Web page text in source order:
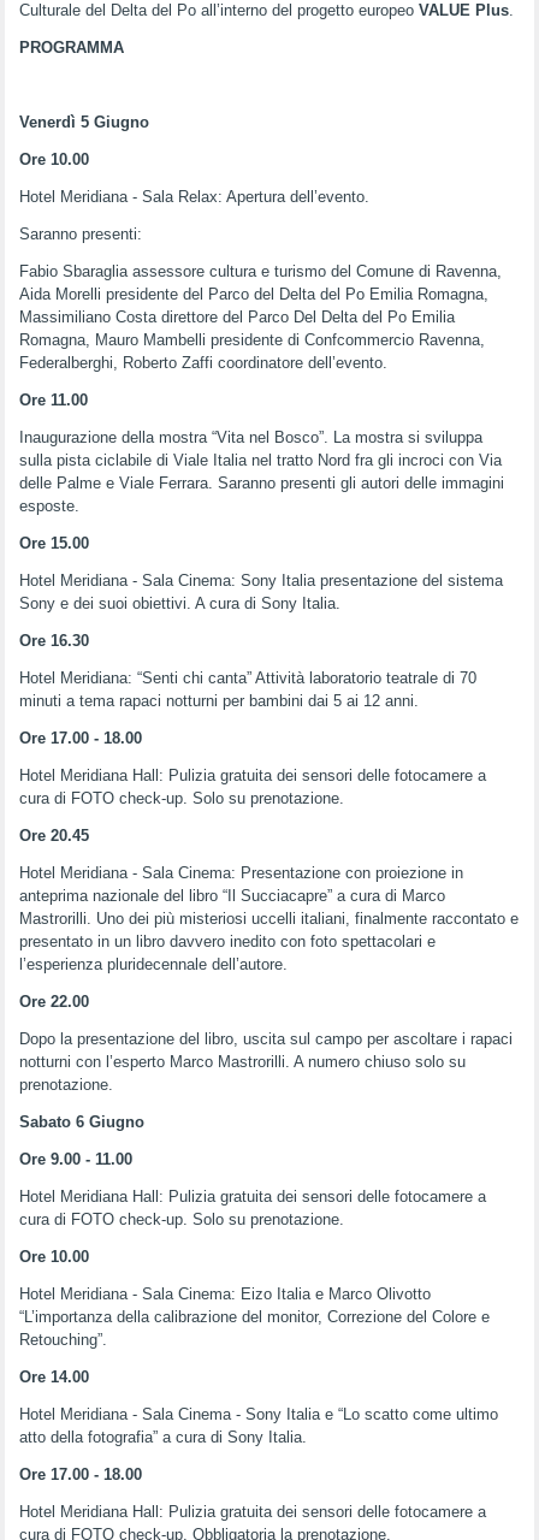
Culturale del Delta del Po all’interno del progetto europeoVALUE Plus.
PROGRAMMA
Venerdì 5 Giugno
Ore 10.00
Hotel Meridiana - Sala Relax: Apertura dell’evento.
Saranno presenti:
Fabio Sbaraglia assessore cultura e turismo del Comune di Ravenna,
Aida Morelli presidente del Parco del Delta del Po Emilia Romagna,
Massimiliano Costa direttore del Parco Del Delta del Po Emilia
Romagna, Mauro Mambelli presidente di Confcommercio Ravenna,
Federalberghi, Roberto Zaffi coordinatore dell’evento.
Ore 11.00
Inaugurazione della mostra “Vita nel Bosco”. La mostra si sviluppa
sulla pista ciclabile di Viale Italia nel tratto Nord fra gli incroci con Via
delle Palme e Viale Ferrara. Saranno presenti gli autori delle immagini
esposte.
Ore 15.00
Hotel Meridiana - Sala Cinema: Sony Italia presentazione del sistema
Sony e dei suoi obiettivi. A cura di Sony Italia.
Ore 16.30
Hotel Meridiana: “Senti chi canta” Attività laboratorio teatrale di 70
minuti a tema rapaci notturni per bambini dai 5 ai 12 anni.
Ore 17.00 - 18.00
Hotel Meridiana Hall: Pulizia gratuita dei sensori delle fotocamere a
cura di FOTO check-up. Solo su prenotazione.
Ore 20.45
Hotel Meridiana - Sala Cinema: Presentazione con proiezione in
anteprima nazionale del libro “Il Succiacapre” a cura di Marco
Mastrorilli. Uno dei più misteriosi uccelli italiani, finalmente raccontato e
presentato in un libro davvero inedito con foto spettacolari e
l’esperienza pluridecennale dell’autore.
Ore 22.00
Dopo la presentazione del libro, uscita sul campo per ascoltare i rapaci
notturni con l’esperto Marco Mastrorilli. A numero chiuso solo su
prenotazione.
Sabato 6 Giugno
Ore 9.00 - 11.00
Hotel Meridiana Hall: Pulizia gratuita dei sensori delle fotocamere a
cura di FOTO check-up. Solo su prenotazione.
Ore 10.00
Hotel Meridiana - Sala Cinema: Eizo Italia e Marco Olivotto
“L’importanza della calibrazione del monitor, Correzione del Colore e
Retouching”.
Ore 14.00
Hotel Meridiana - Sala Cinema - Sony Italia e “Lo scatto come ultimo
atto della fotografia” a cura di Sony Italia.
Ore 17.00 - 18.00
Hotel Meridiana Hall: Pulizia gratuita dei sensori delle fotocamere a
cura di FOTO check-up. Obbligatoria la prenotazione.